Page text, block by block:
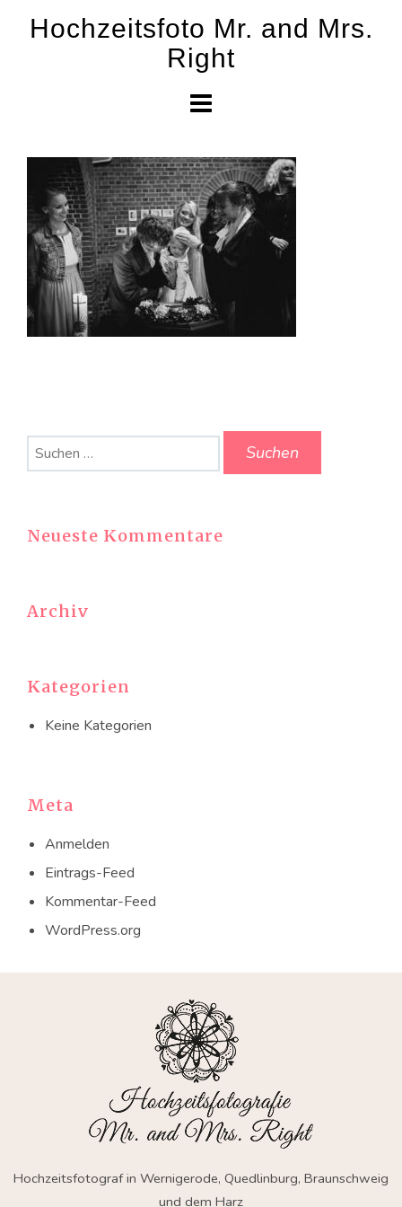
Hochzeitsfoto Mr. and Mrs.
Right
Suchen
nach:
Neueste Kommentare
Archiv
Kategorien
Keine Kategorien
Meta
Anmelden
Eintrags-Feed
Kommentar-Feed
WordPress.org
Hochzeitsfotograf in Wernigerode, Quedlinburg, Braunschweig
und dem Harz